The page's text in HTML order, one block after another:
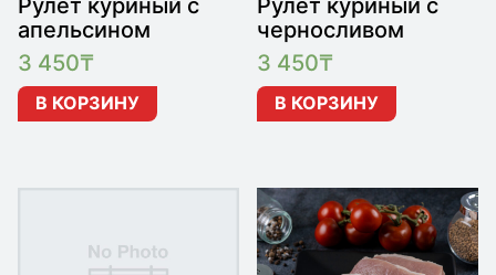
апельсином
3 450₸
В КОРЗИНУ
черносливом
3 450₸
В КОРЗИНУ